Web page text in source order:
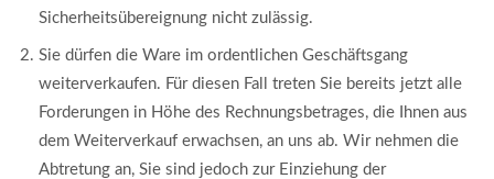
Sicherheitsübereignung nicht zulässig.
Sie dürfen die Ware im ordentlichen Geschäftsgang
weiterverkaufen. Für diesen Fall treten Sie bereits jetzt alle
Forderungen in Höhe des Rechnungsbetrages, die Ihnen aus
dem Weiterverkauf erwachsen, an uns ab. Wir nehmen die
Abtretung an, Sie sind jedoch zur Einziehung der